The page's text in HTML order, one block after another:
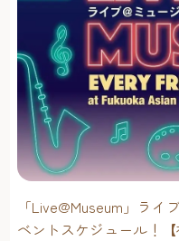
「Live@Museum」ライ
ベントスケジュール！【